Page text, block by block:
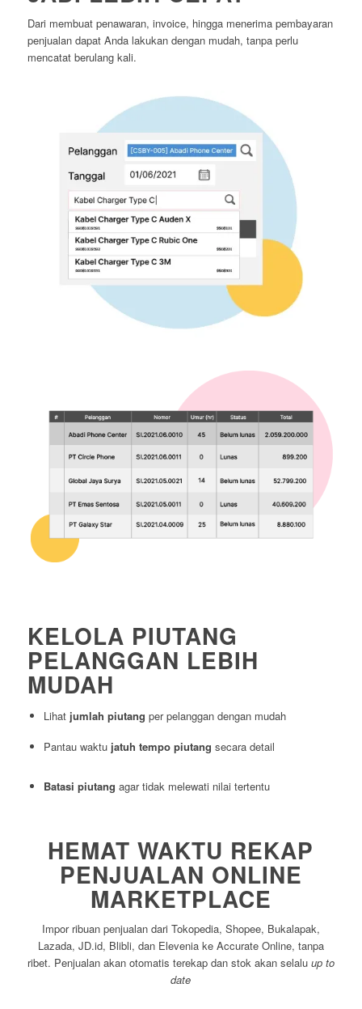
Dari membuat penawaran, invoice, hingga menerima pembayaran
penjualan dapat Anda lakukan dengan mudah, tanpa perlu
mencatat berulang kali.
KELOLA PIUTANG
PELANGGAN LEBIH
MUDAH
Lihat jumlah piutang per pelanggan dengan mudah
Pantau waktu jatuh tempo piutang secara detail
Batasi piutang agar tidak melewati nilai tertentu
HEMAT WAKTU REKAP
PENJUALAN ONLINE
MARKETPLACE
Impor ribuan penjualan dari Tokopedia, Shopee, Bukalapak,
Lazada, JD.id, Blibli, dan Elevenia ke Accurate Online, tanpa
ribet. Penjualan akan otomatis terekap dan stok akan selalu up to
date